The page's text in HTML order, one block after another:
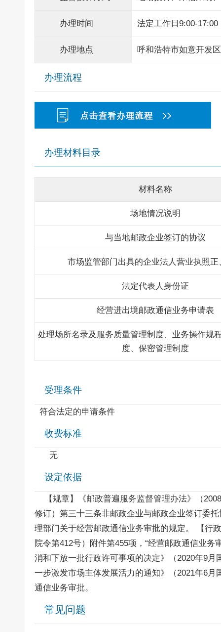
办理时间 法定工作日9:00-17:00
办理地点 呼和浩特市如意开发
办理流程
办理材料目录
材料名称
场地情况说明
与当地邮政企业签订的协议
市场监管部门出具的企业法人营业执照正
法定代表人身份证
经营进出境邮政通信业务申请表
处理场所名录及服务质量管理制度、业务操作规
度、保密管理制度
受理条件
符合法定的申请条件
收费标准
无
设定依据
【规章】《邮政普遍服务监督管理办法》（
修订）第三十三条非邮政企业与邮政企业签订委
理部门关于经营邮政通信业务审批的规定。 【行
院令第412号）附件第455项，“经营邮政通信业
消和下放一批行政许可事项的决定》（2020年9
一步激发市场主体发展活力的通知》（2021年6
通信业务审批。
常见问题